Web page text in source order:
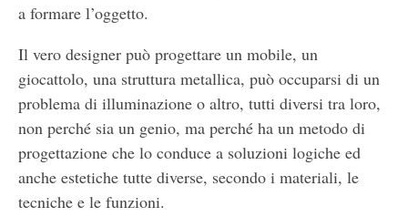
a formare l’oggetto.
Il vero designer può progettare un mobile, un
giocattolo, una struttura metallica, può occuparsi di un
problema di illuminazione o altro, tutti diversi tra loro,
non perché sia un genio, ma perché ha un metodo di
progettazione che lo conduce a soluzioni logiche ed
anche estetiche tutte diverse, secondo i materiali, le
tecniche e le funzioni.